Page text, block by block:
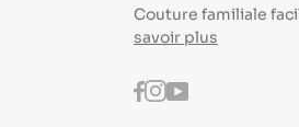
Couture familiale
savoir plus
Facebook
Instagram
Youtube